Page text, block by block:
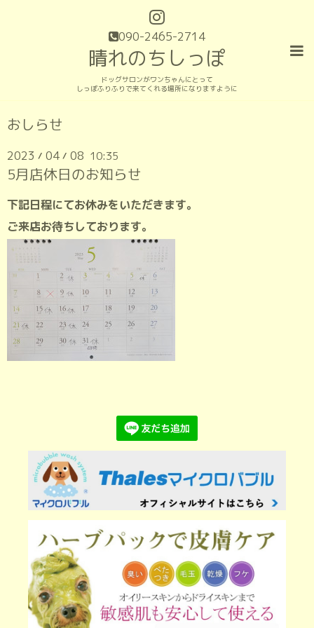
090-2465-2714
晴れのちしっぽ
ドッグサロンがワンちゃんにとって
しっぽふりふりで来てくれる場所になりますように
おしらせ
2023 / 04 / 08 10:35
5月店休日のお知らせ
下記日程にてお休みをいただきます。
ご来店お待ちしております。